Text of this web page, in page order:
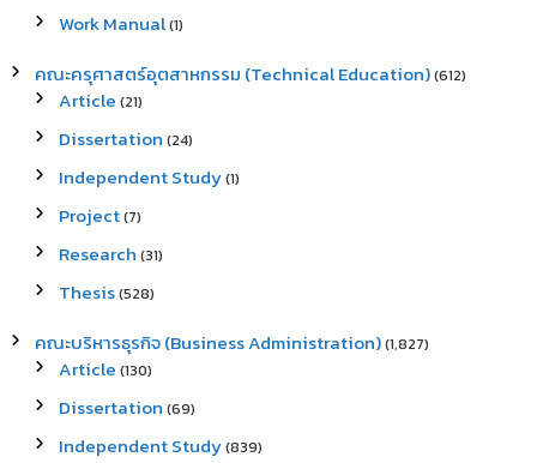
Work Manual(1)
คณะครุศาสตร์อุตสาหกรรม (Technical Education)(612)
Article (21)
Dissertation (24)
Independent Study(1)
Project(7)
Research (31)
Thesis(528)
คณะบริหารธุรกิจ (Business Administration)(1,827)
Article (130)
Dissertation (69)
Independent Study(839)